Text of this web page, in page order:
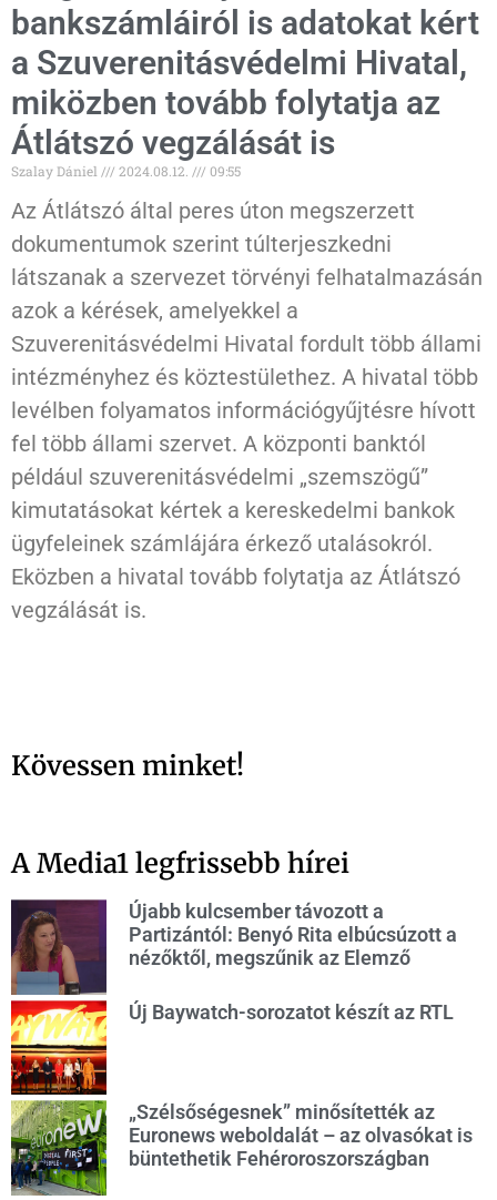
bankszámláiról is adatokat kért
a Szuverenitásvédelmi Hivatal,
miközben tovább folytatja az
Átlátszó vegzálását is
Szalay Dániel 2024.08.12. 09:55
Az Átlátszó által peres úton megszerzett
dokumentumok szerint túlterjeszkedni
látszanak a szervezet törvényi felhatalmazásán
azok a kérések, amelyekkel a
Szuverenitásvédelmi Hivatal fordult több állami
intézményhez és köztestülethez. A hivatal több
levélben folyamatos információgyűjtésre hívott
fel több állami szervet. A központi banktól
például szuverenitásvédelmi „szemszögű”
kimutatásokat kértek a kereskedelmi bankok
ügyfeleinek számlájára érkező utalásokról.
Eközben a hivatal tovább folytatja az Átlátszó
vegzálását is.
Kövessen minket!
A Media1 legfrissebb hírei
Újabb kulcsember távozott a
Partizántól: Benyó Rita elbúcsúzott a
nézőktől, megszűnik az Elemző
Új Baywatch-sorozatot készít az RTL
„Szélsőségesnek” minősítették az
Euronews weboldalát – az olvasókat is
büntethetik Fehéroroszországban